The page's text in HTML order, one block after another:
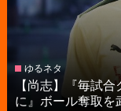
ゆるネタ
【尚志】『毎試
に』ボール奪取を